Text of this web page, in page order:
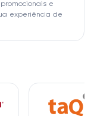
e
experiência de